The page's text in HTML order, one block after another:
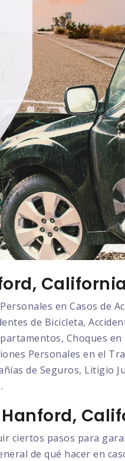
en Casos de
de Bicicleta,
Choques
Personales en el
de Seguros, Litigio
ciertos pasos para
de qué hacer en